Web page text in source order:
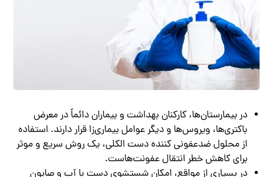
در بیمارستان‌ها، کارکنان بهداشت و بیماران دائماً در معرض
باکتری‌ها، ویروس‌ها و دیگر عوامل بیماری‌زا قرار دارند. استفاده
از محلول ضدعفونی کننده دست الکلی، یک روش سریع و موثر
برای کاهش خطر انتقال عفونت‌هاست.